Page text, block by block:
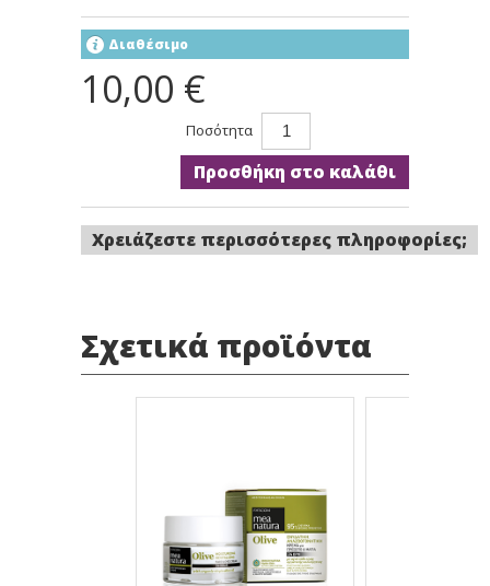
Διαθέσιμο
10,00 €
Ποσότητα
Προσθήκη στο καλάθι
Χρειάζεστε περισσότερες πληροφορίες;
Σχετικά προϊόντα